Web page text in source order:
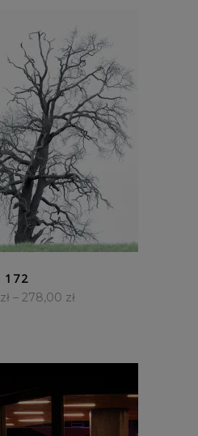
172
zł – 278,00 zł